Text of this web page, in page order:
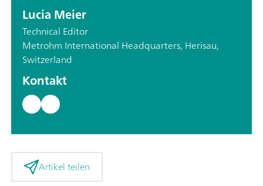
Lucia Meier
Technical Editor
Metrohm International Headquarters, Herisau,
Switzerland
Kontakt
Artikel teilen